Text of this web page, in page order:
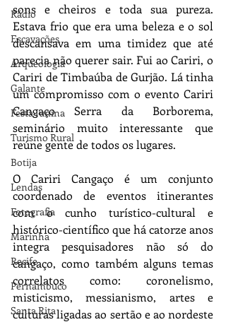
Rádio
Escavações
Arqueologia
Galante
Festa Junina
Turismo Rural
Botija
Lendas
Fotografia
Marinha
Recife
Pernambuco
Santa Rita
sons e cheiros e toda sua pureza.
Estava frio que era uma beleza e o sol
descansava em uma timidez que até
parecia não querer sair. Fui ao Cariri, o
Cariri de Timbaúba de Gurjão. Lá tinha
um compromisso com o evento Cariri
Cangaço Serra da Borborema,
seminário muito interessante que
reúne gente de todos os lugares.
O Cariri Cangaço é um conjunto
coordenado de eventos itinerantes
com o cunho turístico-cultural e
histórico-científico que há catorze anos
integra pesquisadores não só do
cangaço, como também alguns temas
correlatos como: coronelismo,
misticismo, messianismo, artes e
culturas ligadas ao sertão e ao nordeste